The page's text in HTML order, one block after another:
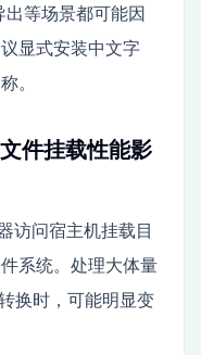
等场景都可能因
显式安装中文字
。
件挂载性能影
访问宿主机挂载目
系统。处理大体量
换时，可能明显变